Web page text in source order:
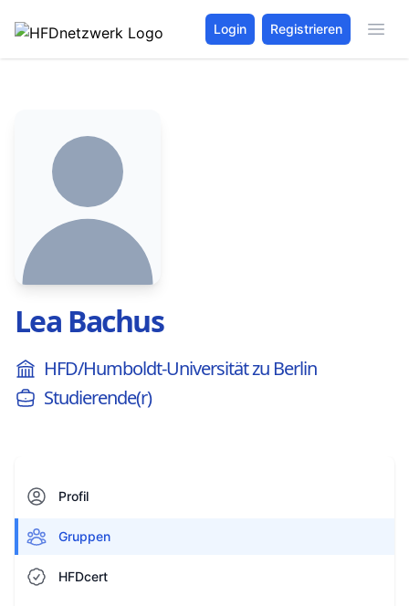
Login Registrieren
Lea Bachus
HFD/Humboldt-Universität zu Berlin
Studierende(r)
Profil
Gruppen
HFDcert